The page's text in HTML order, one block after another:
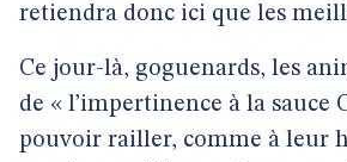
retiendra donc ici que les
Ce jour-là, goguenards, les
de « l’impertinence à la sauce
pouvoir railler, comme à leur